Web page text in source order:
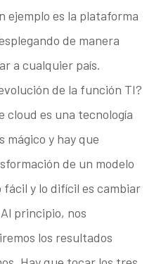
ejemplo es la plataforma
de manera
a cualquier país.
de la función TI?
cloud es una tecnología
mágico y hay que
de un modelo
y lo difícil es cambiar
principio, nos
los resultados